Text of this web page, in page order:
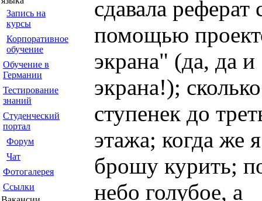
Запись на
курсы
Корпоративное
обучение
Обучение в
Германии
Тестирование
знаний
Студенческий
портал
Форум
Чат
Фотогалерея
Ссылки
сдавала реферат
помощью
экрана" (да, да и
экрана!); сколько
ступенек до
этажа; когда же я
брошу курить;
небо голубое, а